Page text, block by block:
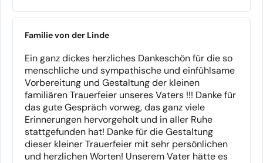
Familie von der Linde
Ein ganz dickes herzliches Dankeschön für die so
menschliche und sympathische und einfühlsame
Vorbereitung und Gestaltung der kleinen
familiären Trauerfeier unseres Vaters !!! Danke für
das gute Gespräch vorweg, das ganz viele
Erinnerungen hervorgeholt und in aller Ruhe
stattgefunden hat! Danke für die Gestaltung
dieser kleiner Trauerfeier mit sehr persönlichen
und herzlichen Worten! Unserem Vater hätte es